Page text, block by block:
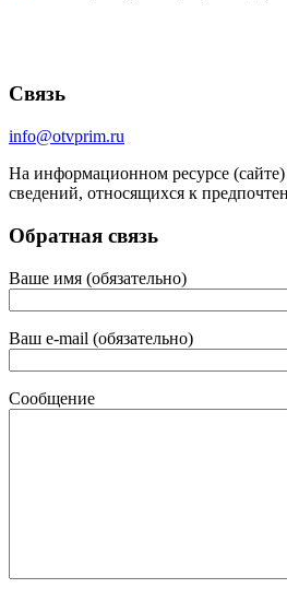
Связь
info@otvprim.ru
На информационном ресурсе
сведений, относящихся к
Обратная связь
Ваше имя (обязательно)
Ваш e-mail (обязательно)
Сообщение